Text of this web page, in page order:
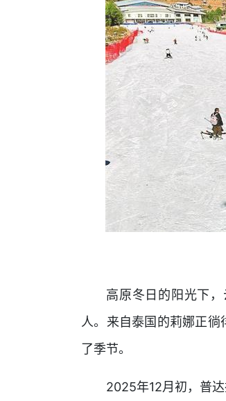
高原冬日的阳光下
人。来自泰国的莉娜正
了季节。
2025年12月初，普